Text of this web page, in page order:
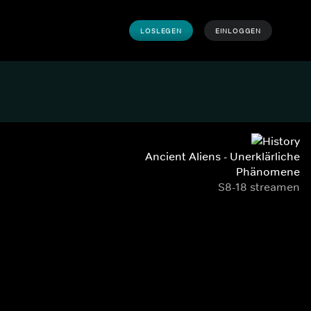
LOSLEGEN EINLOGGEN
Ancient Aliens - Unerklärliche
Phänomene
S8-18 streamen